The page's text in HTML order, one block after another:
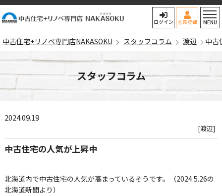
石狩市・札幌市北区
ログイン 会員登録 MENU
中古住宅+リノベ専門店NAKASOKU スタッフコラム 渡辺 中古
スタッフコラム
2024.09.19
[渡辺]
中古住宅の人気が上昇中
北海道内で中古住宅の人気が高まっているそうです。（2024.5.26の
北海道新聞より）